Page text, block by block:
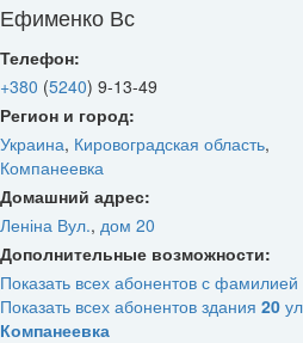
Ефименко Вс
Телефон:
+380 (5240) 9-13-49
Регион и город:
Украина, Кировоградская область,
Компанеевка
Домашний адрес:
Леніна Вул., дом 20
Дополнительные возможности:
Показать всех абонентов с фамилией
Показать всех абонентов здания 20
Компанеевка